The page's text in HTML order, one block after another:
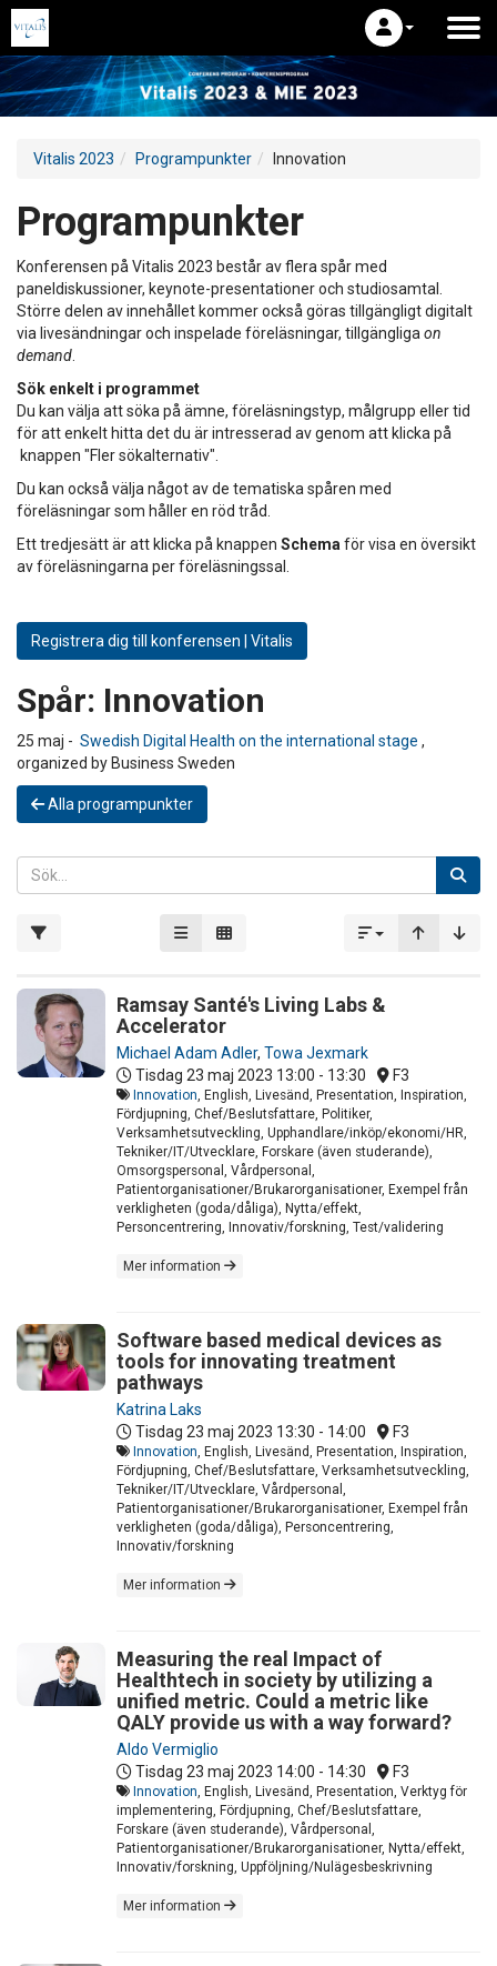
Vitalis 2023 Programpunkter Innovation
Programpunkter
Konferensen på Vitalis 2023 består av flera spår med
paneldiskussioner, keynote-presentationer och studiosamtal.
Större delen av innehållet kommer också göras tillgängligt digitalt
via livesändningar och inspelade föreläsningar, tillgängliga on
demand
Sök enkelt i programmet
Du kan välja att söka på ämne, föreläsningstyp, målgrupp eller tid
för att enkelt hitta det du är intresserad av genom att klicka på
knappen "Fler sökalternativ".
Du kan också välja något av de tematiska spåren med
föreläsningar som håller en röd tråd.
Ett tredjesätt är att klicka på knappen Schema för visa en översikt
av föreläsningarna per föreläsningssal.
Registrera dig till konferensen | Vitalis
Spår: Innovation
25 maj - Swedish Digital Health on the international stage ,
organized by Business Sweden
Alla programpunkter
Ramsay Santé's Living Labs &
Accelerator
Michael Adam Adler, Towa Jexmark
Tisdag 23 maj 2023 13:00 - 13:30 F3
Innovation , English, Livesänd, Presentation, Inspiration,
Fördjupning, Chef/Beslutsfattare, Politiker,
Verksamhetsutveckling, Upphandlare/inköp/ekonomi/HR,
Tekniker/IT/Utvecklare, Forskare (även studerande),
Omsorgspersonal, Vårdpersonal,
Patientorganisationer/Brukarorganisationer, Exempel från
verkligheten (goda/dåliga), Nytta/effekt,
Personcentrering, Innovativ/forskning, Test/validering
Mer information
Software based medical devices as
tools for innovating treatment
pathways
Katrina Laks
Tisdag 23 maj 2023 13:30 - 14:00 F3
Innovation , English, Livesänd, Presentation, Inspiration,
Fördjupning, Chef/Beslutsfattare, Verksamhetsutveckling,
Tekniker/IT/Utvecklare, Vårdpersonal,
Patientorganisationer/Brukarorganisationer, Exempel från
verkligheten (goda/dåliga), Personcentrering,
Innovativ/forskning
Mer information
Measuring the real Impact of
Healthtech in society by utilizing a
unified metric. Could a metric like
QALY provide us with a way forward?
Aldo Vermiglio
Tisdag 23 maj 2023 14:00 - 14:30 F3
Innovation , English, Livesänd, Presentation, Verktyg för
implementering, Fördjupning, Chef/Beslutsfattare,
Forskare (även studerande), Vårdpersonal,
Patientorganisationer/Brukarorganisationer, Nytta/effekt,
Innovativ/forskning, Uppföljning/Nulägesbeskrivning
Mer information